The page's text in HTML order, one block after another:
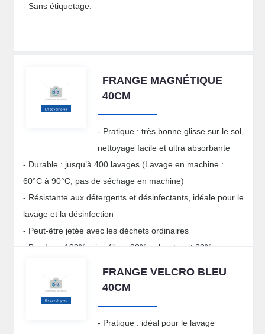
- Sans étiquetage.
FRANGE MAGNÉTIQUE
40CM
- Pratique : très bonne glisse sur le sol,
nettoyage facile et ultra absorbante
- Durable : jusqu’à 400 lavages (Lavage en machine :
60°C à 90°C, pas de séchage en machine)
- Résistante aux détergents et désinfectants, idéale pour le
lavage et la désinfection
- Peut-être jetée avec les déchets ordinaires
- Bandeau 100% microfibre: 80% polyester et 20%
FRANGE VELCRO BLEU
40CM
- Pratique : idéal pour le lavage